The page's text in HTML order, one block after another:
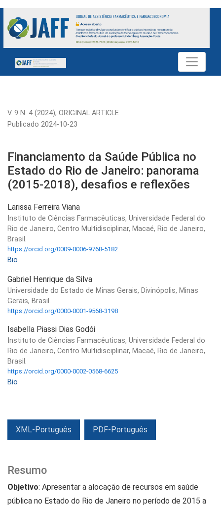
Financiamento da Saúde Pública no Estado do Rio de
V. 9 N. 4 (2024), ORIGINAL ARTICLE
Financiamento da Saúde Pública no
Estado do Rio de Janeiro: panorama
(2015-2018), desafios e reflexões
Publicado 2024-10-23
Larissa Ferreira Viana
Instituto de Ciências Farmacêuticas, Universidade Federal do
Rio de Janeiro, Centro Multidisciplinar, Macaé, Rio de Janeiro,
Brasil.
https://orcid.org/0009-0006-9768-5182
Bio
Gabriel Henrique da Silva
Universidade do Estado de Minas Gerais, Divinópolis, Minas
Gerais, Brasil.
https://orcid.org/0000-0001-9568-3198
Isabella Piassi Dias Godói
Instituto de Ciências Farmacêuticas, Universidade Federal do
Rio de Janeiro, Centro Multidisciplinar, Macaé, Rio de Janeiro,
Brasil.
https://orcid.org/0000-0002-0568-6625
Bio
XML-Português PDF-Português
Resumo
Objetivo: Apresentar a alocação de recursos em saúde
pública no Estado do Rio de Janeiro no período de 2015 a